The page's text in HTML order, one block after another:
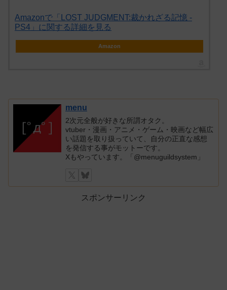
Amazonで「LOST JUDGMENT:裁かれざる記憶 -
PS4」に関する詳細を見る
Amazon
menu
2次元全般が好きな所謂オタク。
vtuber・漫画・アニメ・ゲーム・映画など幅広
い話題を取り扱っていて、自分の正直な感想
を発信する事がモットーです。
Xもやっています。「@menuguildsystem」
スポンサーリンク